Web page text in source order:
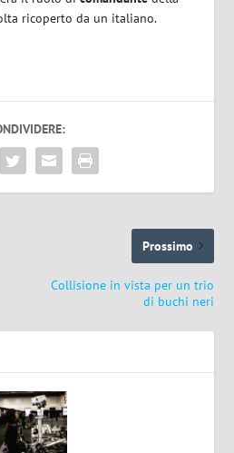
ricoperto da un italiano.
Prossimo
Collisione in vista per un trio
di buchi neri